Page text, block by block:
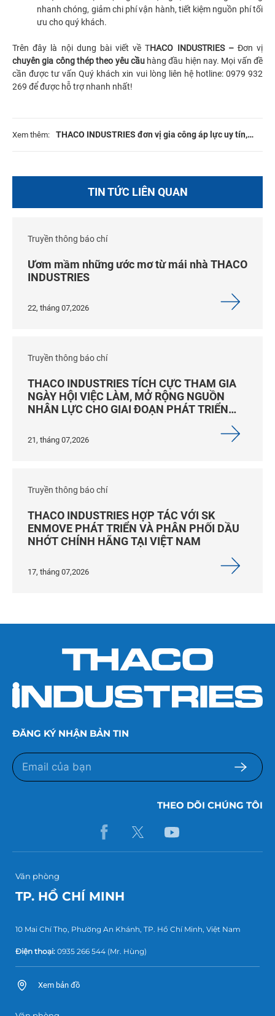
nhanh chóng, giảm chi phí vận hành, tiết kiệm nguồn phí tối
ưu cho quý khách.
Trên đây là nội dung bài viết về THACO INDUSTRIES – Đơn vị
chuyên gia công thép theo yêu cầu hàng đầu hiện nay. Mọi vấn đề
cần được tư vấn Quý khách xin vui lòng liên hệ hotline: 0979 932
269 để được hỗ trợ nhanh nhất!
Xem thêm: THACO INDUSTRIES đơn vị gia công áp lực uy tín,
TIN TỨC LIÊN QUAN
Truyền thông báo chí
Ươm mầm những ước mơ từ mái nhà THACO
INDUSTRIES
22, tháng 07,2026
Truyền thông báo chí
THACO INDUSTRIES TÍCH CỰC THAM GIA
NGÀY HỘI VIỆC LÀM, MỞ RỘNG NGUỒN
NHÂN LỰC CHO GIAI ĐOẠN PHÁT TRIỂN
21, tháng 07,2026
Truyền thông báo chí
THACO INDUSTRIES HỢP TÁC VỚI SK
ENMOVE PHÁT TRIỂN VÀ PHÂN PHỐI DẦU
NHỚT CHÍNH HÃNG TẠI VIỆT NAM
17, tháng 07,2026
ĐĂNG KÝ NHẬN BẢN TIN
THEO DÕI CHÚNG TÔI
Văn phòng
TP. HỒ CHÍ MINH
10 Mai Chí Thọ, Phường An Khánh, TP. Hồ Chí Minh, Việt Nam
Điện thoại: 0935 266 544 (Mr. Hùng)
Xem bản đồ